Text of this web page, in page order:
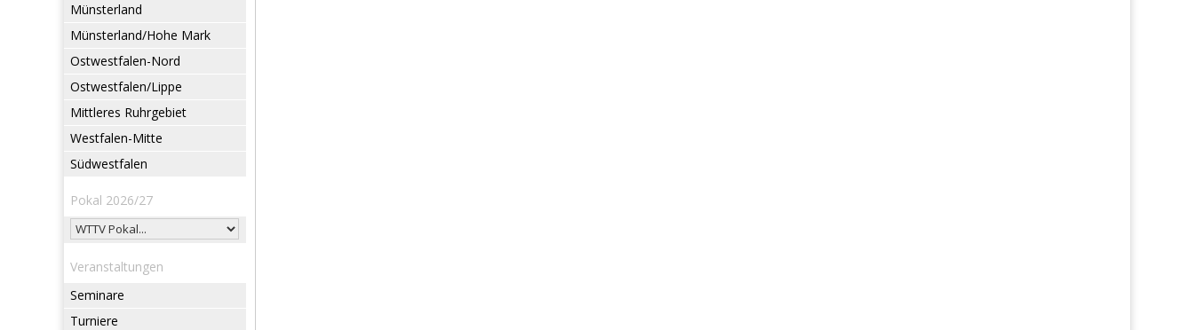
Münsterland
Münsterland/Hohe Mark
Ostwestfalen-Nord
Ostwestfalen/Lippe
Mittleres Ruhrgebiet
Westfalen-Mitte
Südwestfalen
Pokal 2026/27
Veranstaltungen
Seminare
Turniere